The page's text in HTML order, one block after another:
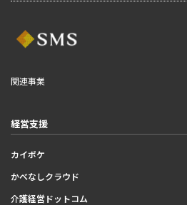
関連事業
経営支援
カイポケ
かべなしクラウド
介護経営ドットコム